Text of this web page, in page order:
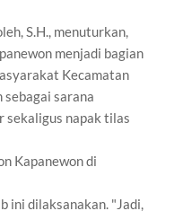
S.H., menuturkan,
menjadi bagian
Kecamatan
sebagai sarana
sekaligus napak tilas
Kapanewon di
ini dilaksanakan. "Jadi,